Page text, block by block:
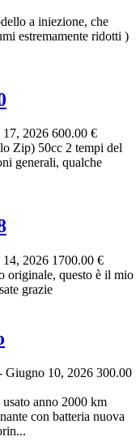
a iniezione, che
estremamente ridotti )
2026 600.00 €
Zip) 50cc 2 tempi del
generali, qualche
2026 1700.00 €
originale, questo è il mio
grazie
Giugno 10, 2026 300.00
anno 2000 km
con batteria nuova